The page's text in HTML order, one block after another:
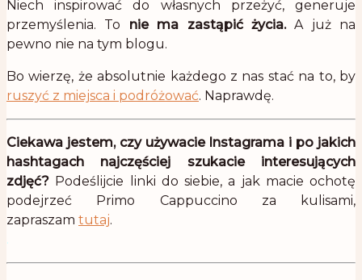
Niech inspirować do własnych przeżyć, generuje
przemyślenia. To nie ma zastąpić życia.A już na
pewno nie na tym blogu.
Bo wierzę, że absolutnie każdego z nas stać na to, by
ruszyć z miejsca i podróżować. Naprawdę.
Ciekawa jestem, czy używacie Instagrama i po jakich
hashtagach najczęściej szukacie interesujących
zdjęć? Podeślijcie linki do siebie, a jak macie ochotę
podejrzeć Primo Cappuccino za kulisami,
zapraszam tutaj.
.